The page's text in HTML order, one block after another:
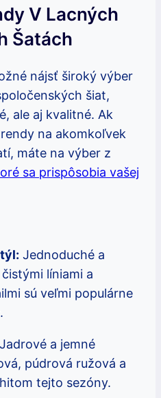
V Lacných
Šatách
nájsť široký výber
šiat,
ale aj kvalitné. Ak
na akomkoľvek
máte na výber z
sa prispôsobia vašej
Jednoduché a
líniami a
sú veľmi populárne
Jadrové a jemné
púdrová ružová a
tejto sezóny.